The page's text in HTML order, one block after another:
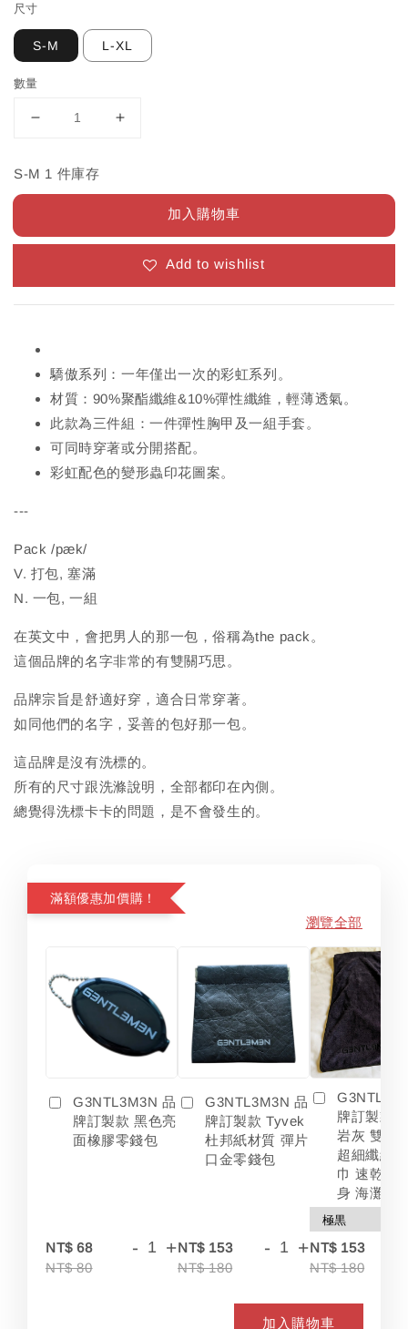
尺寸
S-M L-XL
數量
S-M 1 件庫存
加入購物車
Add to wishlist
驕傲系列：一年僅出一次的彩虹系列。
材質：90%聚酯纖維&10%彈性纖維，輕薄透氣。
此款為三件組：一件彈性胸甲及一組手套。
可同時穿著或分開搭配。
彩虹配色的變形蟲印花圖案。
---
Pack /pæk/
V. 打包, 塞滿
N. 一包, 一組
在英文中，會把男人的那一包，俗稱為the pack。
這個品牌的名字非常的有雙關巧思。
品牌宗旨是舒適好穿，適合日常穿著。
如同他們的名字，妥善的包好那一包。
這品牌是沒有洗標的。
所有的尺寸跟洗滌說明，全部都印在內側。
總覺得洗標卡卡的問題，是不會發生的。
滿額優惠加價購！
瀏覽全部
G3NTL3M3N 品
牌訂製款 黑色亮
面橡膠零錢包
NT$ 68
NT$ 80
- +
G3NTL3M3N 品
牌訂製款 Tyvek
杜邦紙材質 彈片
口金零錢包
NT$ 153
NT$ 180
- +
牌訂製款
岩灰 雙色
超細纖維
巾 速乾 吸
身 海灘
NT$ 153
NT$ 180
加入購物車